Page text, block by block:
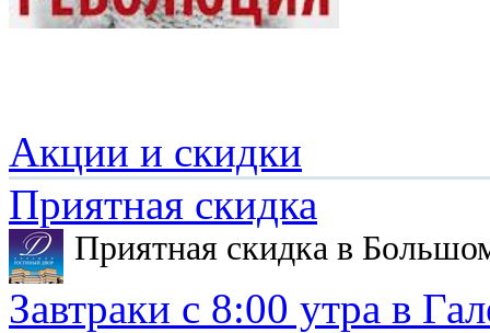
Акции и скидки
Приятная скидка
Приятная скидка в
Завтраки с 8:00 утра в